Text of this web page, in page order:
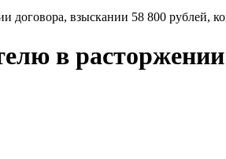
договора, взыскании 58 800 рублей,
в